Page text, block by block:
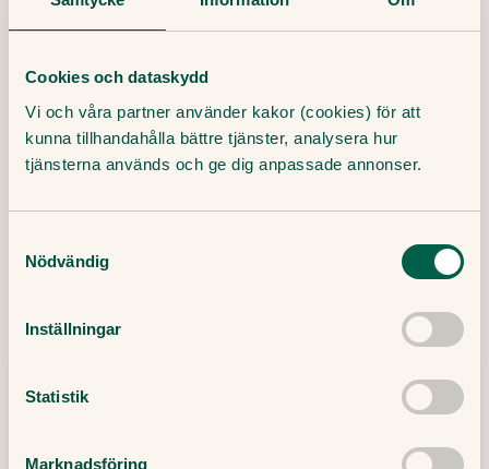
Cookies och dataskydd
Vi och våra partner använder kakor (cookies) för att
kunna tillhandahålla bättre tjänster, analysera hur
tjänsterna används och ge dig anpassade annonser.
Nödvändig
Inställningar
Statistik
Marknadsföring
Tipsa och dela artikeln Kopiera länk
6 Oktober, 2020
Senaste artiklar
Här finner du våra artiklar där vi skriver om det